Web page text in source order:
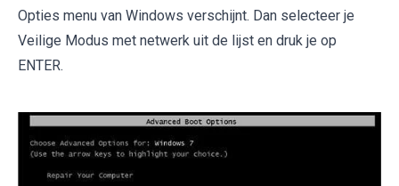
Opties menu van Windows verschijnt. Dan selecteer je
Veilige Modus met netwerk uit de lijst en druk je op
ENTER.